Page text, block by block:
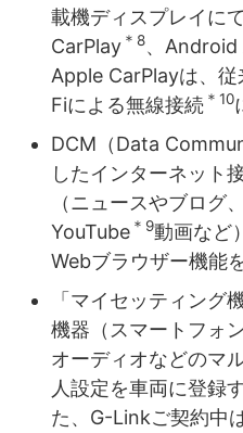
載機ディスプレイに
CarPlay ＊8、Android
Apple CarPlayは、
Fiによる無線接続 ＊10
DCM（Data
したインターネット
（ニュースやブログ
YouTube ＊9動画など
Webブラウザー機能
「マイセッティン
機器（スマートフォ
オーディオなどのマ
人設定を車両に登録
た、G-Linkご契約中